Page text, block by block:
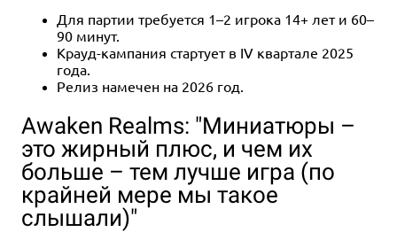
Для партии требуется 1–2 игрока 14+ лет и 60–
90 минут.
Крауд-кампания стартует в IV квартале 2025
года.
Релиз намечен на 2026 год.
Awaken Realms: "Миниатюры –
это жирный плюс, и чем их
больше – тем лучше игра (по
крайней мере мы такое
слышали)"